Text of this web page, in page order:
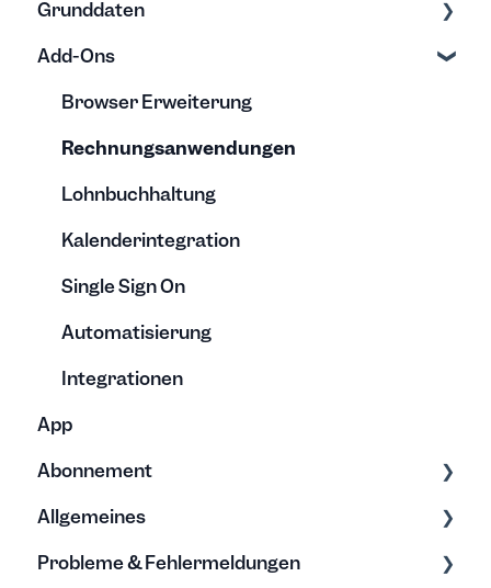
Gutschriften, Überträge & Auszahlungen
Urlaubsanspruch & Abwesenheiten
Kalender
Nützliches
Minusstunden
Exporte & Berichte
Stundenkonten verstehen
Exporte
Rechnung
Bearbeitung
Vorlagen
Grunddaten
Erfassung
Bearbeitung
Archivierung
Add-Ons
Browser Erweiterung
Rechnungsanwendungen
Lohnbuchhaltung
Kalenderintegration
Single Sign On
Automatisierung
Integrationen
App
Abonnement
Tarife & Lizenzen
Anschrift
Allgemeines
Grundwissen zur Zeiterfassung
Probleme & Fehlermeldungen